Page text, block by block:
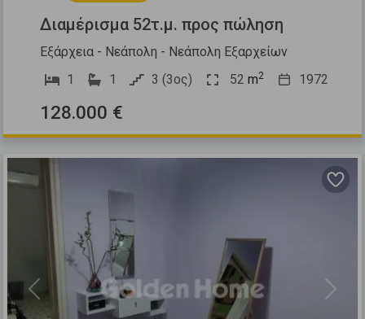
Διαμέρισμα 52τ.μ. προς πώληση
Εξάρχεια - Νεάπολη - Νεάπολη Εξαρχείων
1
1 3 (3ος) 52 m2 1972
128.000 €
Previous Next